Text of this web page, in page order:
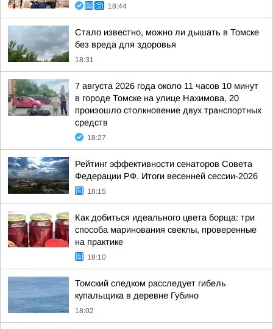
18:44
Стало известно, можно ли дышать в Томске
без вреда для здоровья
18:31
7 августа 2026 года около 11 часов 10 минут
в городе Томске на улице Нахимова, 20
произошло столкновение двух транспортных
средств
18:27
Рейтинг эффективности сенаторов Совета
Федерации РФ. Итоги весенней сессии-2026
18:15
Как добиться идеального цвета борща: три
способа маринования свеклы, проверенные
на практике
18:10
Томский следком расследует гибель
купальщика в деревне Губино
18:02